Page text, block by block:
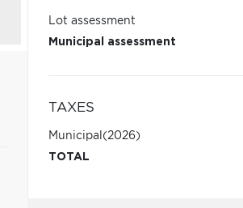
Lot assessment
Municipal assessment
TAXES
Municipal (2026)
TOTAL